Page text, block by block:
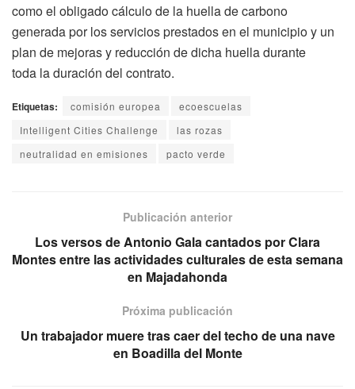
como el obligado cálculo de la huella de carbono
generada por los servicios prestados en el municipio y un
plan de mejoras y reducción de dicha huella durante
toda la duración del contrato.
Etiquetas: comisión europea
ecoescuelas
Intelligent Cities Challenge
las rozas
neutralidad en emisiones
pacto verde
Publicación anterior
Los versos de Antonio Gala cantados por Clara
Montes entre las actividades culturales de esta semana
en Majadahonda
Próxima publicación
Un trabajador muere tras caer del techo de una nave
en Boadilla del Monte